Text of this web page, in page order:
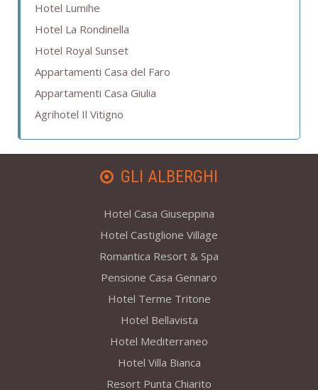
Hotel Lumihe
Hotel La Rondinella
Hotel Royal Sunset
Appartamenti Casa del Faro
Appartamenti Casa Giulia
Agrihotel Il Vitigno
GLI ALBERGHI
Hotel Casa Giuseppina
Hotel Castiglione Village
Romantica Resort & Spa
Pensione Casa Gennaro
Hotel Terme Tritone
Hotel Bellavista
Hotel Mediterraneo
Hotel Villa Bianca
Resort Punta Chiarito